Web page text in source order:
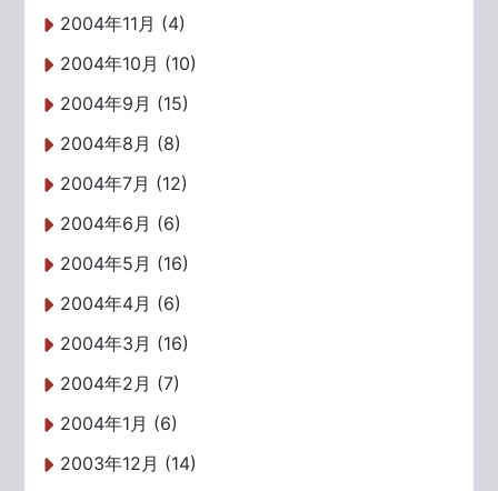
2004年11月 (4)
2004年10月 (10)
2004年9月 (15)
2004年8月 (8)
2004年7月 (12)
2004年6月 (6)
2004年5月 (16)
2004年4月 (6)
2004年3月 (16)
2004年2月 (7)
2004年1月 (6)
2003年12月 (14)